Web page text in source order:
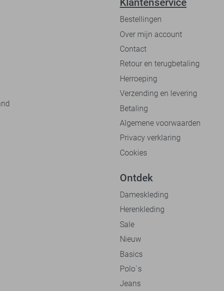
Klantenservice
Bestellingen
Over mijn account
Contact
Retour en terugbetaling
Herroeping
Verzending en levering
Betaling
Algemene voorwaarden
Privacy verklaring
Cookies
Ontdek
Dameskleding
Herenkleding
Sale
Nieuw
Basics
Polo`s
Jeans